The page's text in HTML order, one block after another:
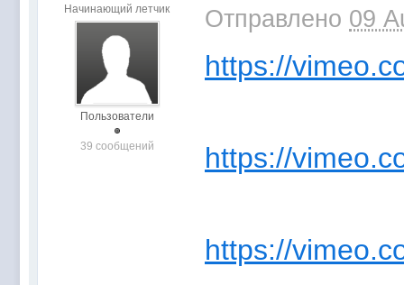
Начинающий летчик
Пользователи
39 сообщений
Отправлено 09
https://
https://
https://